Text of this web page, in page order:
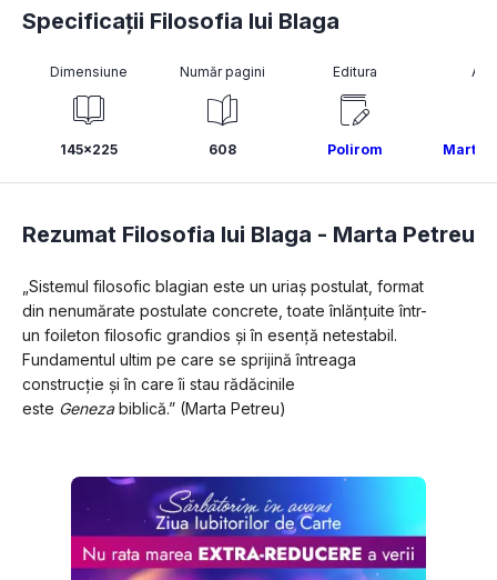
Specificații Filosofia lui Blaga
Dimensiune
145x225
Număr pagini
608
Editura
Polirom Marta
Rezumat Filosofia lui Blaga - Marta Petreu
„Sistemul filosofic blagian este un uriaș postulat, format
din nenumărate postulate concrete, toate înlănțuite într-
un foileton filosofic grandios și în esență netestabil.
Fundamentul ultim pe care se sprijină întreaga
construcție și în care îi stau rădăcinile
este Geneza biblică.” (Marta Petreu)